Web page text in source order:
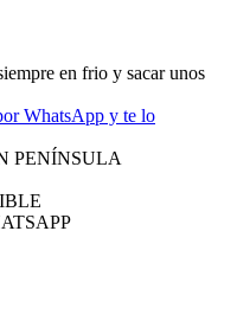
en frio y sacar unos
WhatsApp y te lo
PENÍNSULA